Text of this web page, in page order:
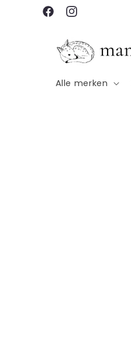
Meteen
naar deFacebookInstagram
Alle merken